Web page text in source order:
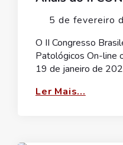
5 de fevereiro
O II Congresso
Patológicos On-line
19 de janeiro de
Ler Mais...